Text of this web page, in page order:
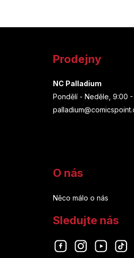
Prodejny
NC Palladium
Pondělí - Neděle, 9:00 -
O nás
Něco málo o nás
Sledujte nás